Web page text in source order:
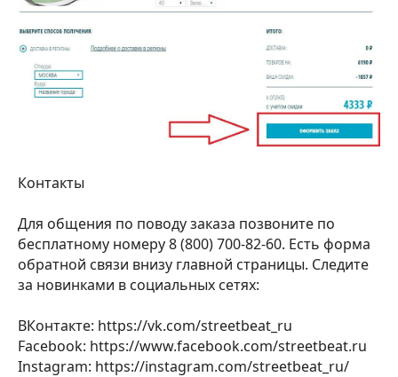
Контакты
Для общения по поводу заказа позвоните по
бесплатному номеру 8 (800) 700-82-60. Есть форма
обратной связи внизу главной страницы. Следите
за новинками в социальных сетях:
ВКонтакте: https://vk.com/streetbeat_ru
Facebook: https://www.facebook.com/streetbeat.ru
Instagram: https://instagram.com/streetbeat_ru/